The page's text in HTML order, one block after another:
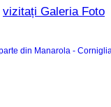
vizitați Galeria Foto